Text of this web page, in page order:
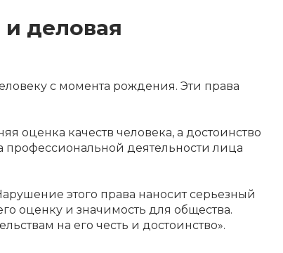
и деловая
с момента рождения. Эти права
оценка качеств человека, а достоинство
профессиональной деятельности лица
этого права наносит серьезный
оценку и значимость для общества.
на его честь и достоинство».